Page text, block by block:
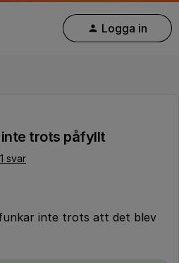
Logga in
trots påfyllt
1 svar
inte trots att det blev